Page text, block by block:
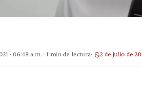
· 06:48 a.m. · 1 min de lectura 2 de julio de